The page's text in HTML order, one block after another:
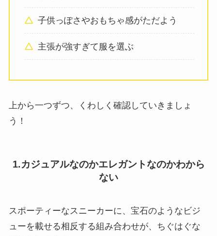
子供っぽさやおもちゃ感がただよう
主張が強すぎて服を選ぶ
上から一つずつ、くわしく確認していきましょ
う！
1.カジュアルなのかエレガントなのかわから
ない
スポーティーなスニーカーに、宝石のようなビジ
ューを載せる相反する組み合わせが、ちぐはぐな